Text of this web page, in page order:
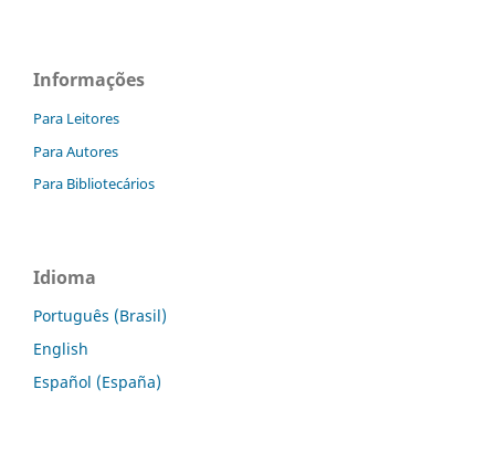
Informações
Para Leitores
Para Autores
Para Bibliotecários
Idioma
Português (Brasil)
English
Español (España)